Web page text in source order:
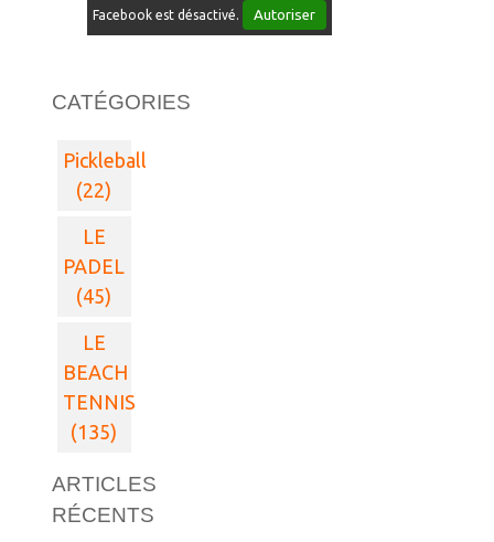
Facebook est désactivé. Autoriser
CATÉGORIES
Pickleball
(22)
LE
PADEL
(45)
LE
BEACH
TENNIS
(135)
ARTICLES
RÉCENTS